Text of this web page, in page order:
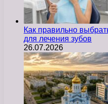
Как правильно
для лечения зубов
26.07.2026